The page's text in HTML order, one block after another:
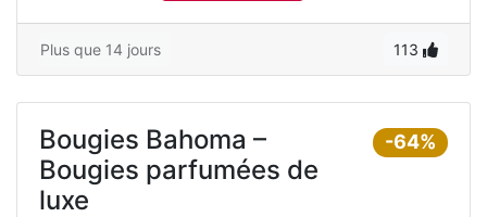
Plus que 14 jours 113
-64%
Bougies Bahoma –
Bougies parfumées de
luxe